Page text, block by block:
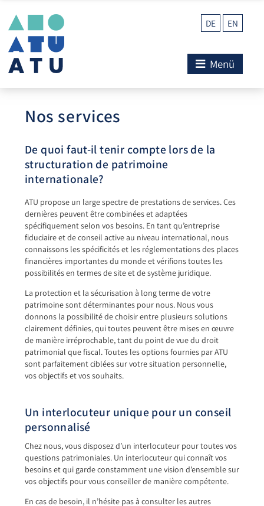
DE EN
Menü
Nos services
De quoi faut-il tenir compte lors de la
structuration de patrimoine
internationale?
ATU propose un large spectre de prestations de services. Ces
dernières peuvent être combinées et adaptées
spécifiquement selon vos besoins. En tant qu’entreprise
fiduciaire et de conseil active au niveau international, nous
connaissons les spécificités et les réglementations des places
financières importantes du monde et vérifions toutes les
possibilités en termes de site et de système juridique.
La protection et la sécurisation à long terme de votre
patrimoine sont déterminantes pour nous. Nous vous
donnons la possibilité de choisir entre plusieurs solutions
clairement définies, qui toutes peuvent être mises en œuvre
de manière irréprochable, tant du point de vue du droit
patrimonial que fiscal. Toutes les options fournies par ATU
sont parfaitement ciblées sur votre situation personnelle,
vos objectifs et vos souhaits.
Un interlocuteur unique pour un conseil
personnalisé
Chez nous, vous disposez d’un interlocuteur pour toutes vos
questions patrimoniales. Un interlocuteur qui connaît vos
besoins et qui garde constamment une vision d’ensemble sur
vos objectifs pour vous conseiller de manière compétente.
En cas de besoin, il n’hésite pas à consulter les autres